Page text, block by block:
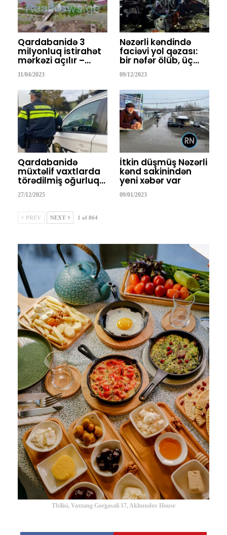
Qardabanidə 3
milyonluq istirahət
mərkəzi açılır –…
11/04/2023
Nəzərli kəndində
faciəvi yol qəzası:
bir nəfər ölüb, üç…
09/12/2023
Qardabanidə
müxtəlif vaxtlarda
törədilmiş oğurluq…
27/12/2025
İtkin düşmüş Nəzərli
kənd sakinindən
yeni xəbər var
09/01/2023
PREV NEXT 1 of 864
Tbilisi, Vaxtang Gorgasali 17, Akhundov House